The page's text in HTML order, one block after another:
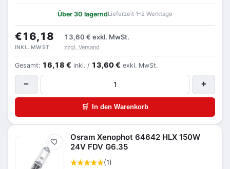
Über 30 lagerndLieferzeit 1–2 Werktage
€16,18 13,60 € exkl. MwSt.
INKL. MWST. zzgl. Versand
Gesamt: 16,18 € inkl. / 13,60 € exkl. MwSt.
− +
🛒 In den Warenkorb
Merken
Osram Xenophot 64642 HLX 150W
24V FDV G6.35
(1)